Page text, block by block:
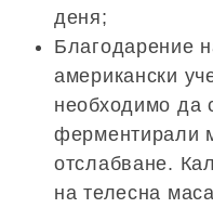
деня;
Благодарение
американски
необходимо да
ферментирали
отслабване.
на телесна